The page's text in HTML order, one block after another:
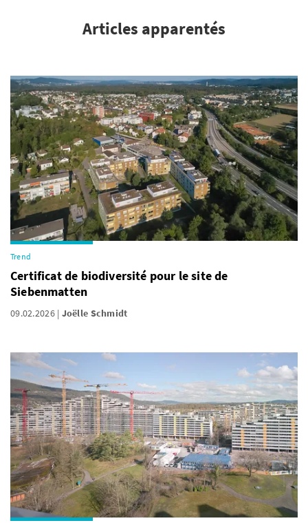
Articles apparentés
Trend
Certificat de biodiversité pour le site de
Siebenmatten
09.02.2026 Joëlle Schmidt